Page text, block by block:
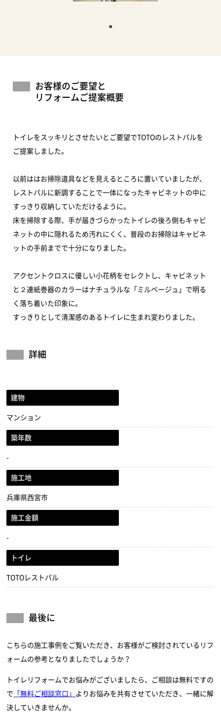
お客様のご要望と
リフォームご提案概要
トイレをスッキリとさせたいとご要望でTOTOのレストパルを
ご提案しました。
以前ははお掃除道具などを見えるところに置いていましたが、
レストパルに新調することで一体になったキャビネットの中に
すっきり収納していただけるように。
床を掃除する際、手が届きづらかったトイレの後ろ側もキャビ
ネットの中に隠れるため汚れにくく、普段のお掃除はキャビネ
ットの手前までで十分になりました。
アクセントクロスに優しい小花柄をセレクトし、キャビネット
と２連紙巻器のカラーはナチュラルな「ミルベージュ」で明る
く落ち着いた印象に。
すっきりとして清潔感のあるトイレに生まれ変わりました。
詳細
建物
マンション
築年数
-
施工地
兵庫県西宮市
施工金額
-
トイレ
TOTOレストパル
最後に
こちらの施工事例をご覧いただき、お客様がご検討されているリフ
ォームの参考となりましたでしょうか？
トイレリフォームでお悩みがございましたら、ご相談は無料ですの
で
「無料ご相談窓口」
よりお悩みを共有させていただき、一緒に解
決していきませんか。